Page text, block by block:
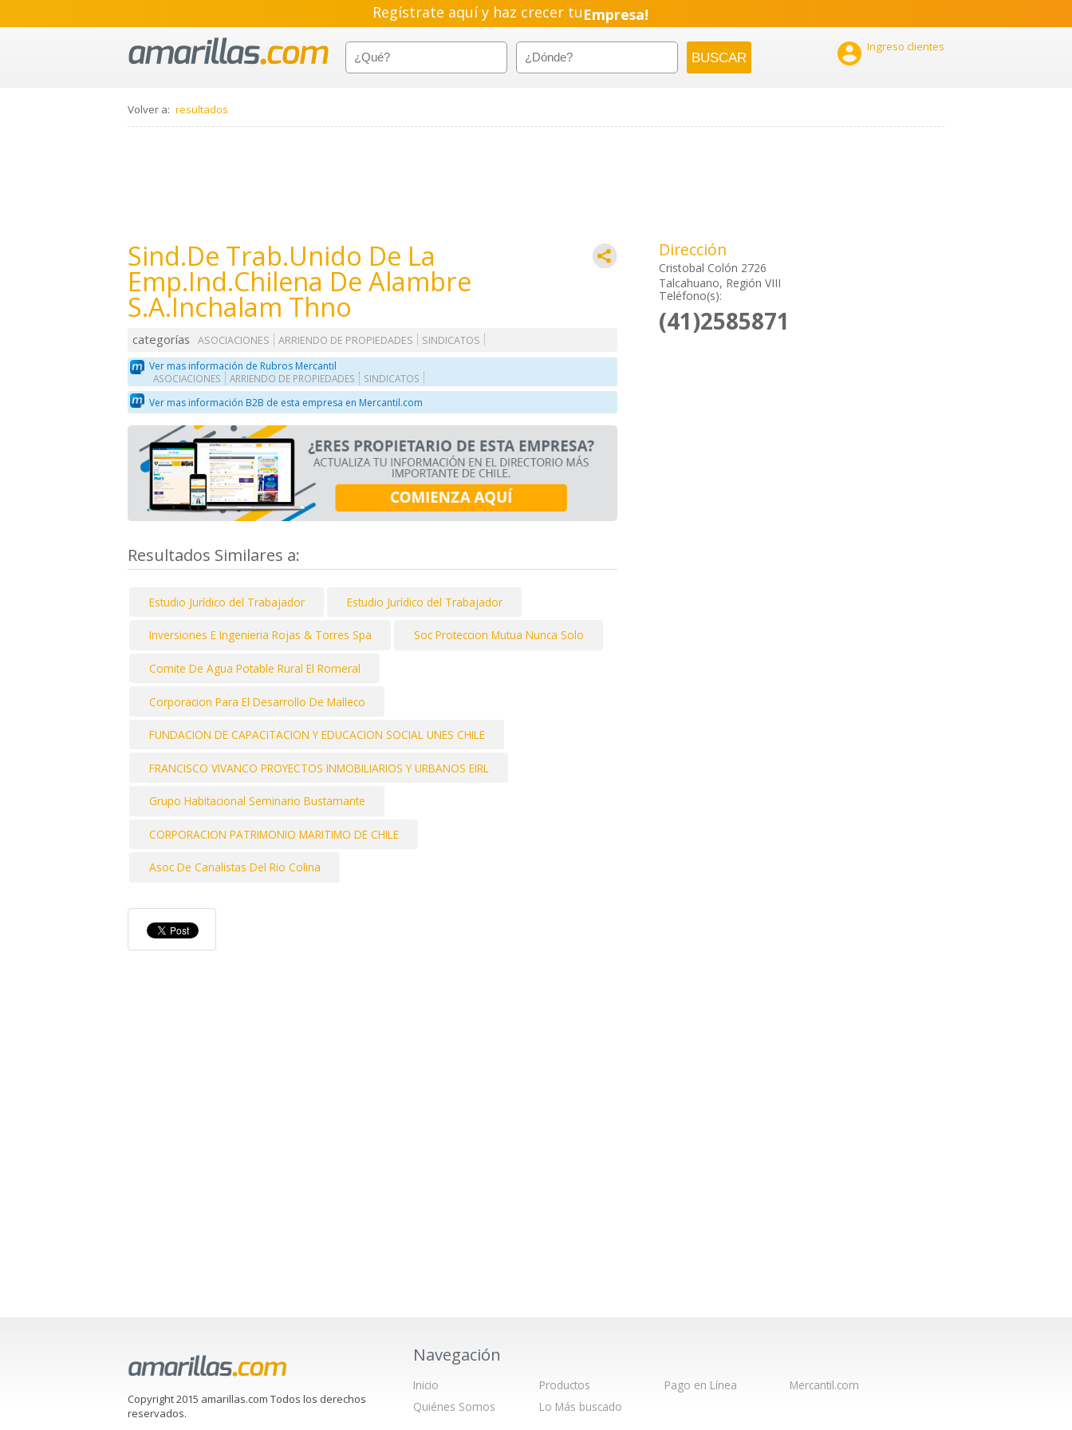
Regístrate aquí y haz crecer tuEmpresa!
Negocio!
Pyme!
 Ingreso clientes
Volver a: resultados
Sind.De Trab.Unido De La
Emp.Ind.Chilena De Alambre
S.A.Inchalam Thno
categorías ASOCIACIONES ARRIENDO DE PROPIEDADES
SINDICATOS
Ver mas información de Rubros Mercantil
ASOCIACIONES ARRIENDO DE PROPIEDADES SINDICATOS
Ver mas información B2B de esta empresa en Mercantil.com
Resultados Similares a:
Estudio Jurídico del Trabajador Estudio Jurídico del Trabajador
Inversiones E Ingenieria Rojas & Torres Spa Soc Proteccion Mutua Nunca Solo
Comite De Agua Potable Rural El Romeral
Corporacion Para El Desarrollo De Malleco
FUNDACION DE CAPACITACION Y EDUCACION SOCIAL UNES CHILE
FRANCISCO VIVANCO PROYECTOS INMOBILIARIOS Y URBANOS EIRL
Grupo Habitacional Seminario Bustamante
CORPORACION PATRIMONIO MARITIMO DE CHILE
Asoc De Canalistas Del Rio Colina
Dirección
Cristobal Colón 2726
Talcahuano, Región VIII
Teléfono(s):
(41)2585871
Copyright 2015 amarillas.com Todos los derechos
reservados.
Navegación
Inicio
Quiénes Somos
Productos
Lo Más buscado
Pago en Línea Mercantil.com